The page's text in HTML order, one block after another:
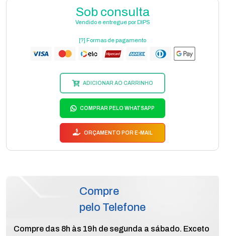
Sob consulta
Vendido e entregue por DIPS
[?] Formas de pagamento
ADICIONAR AO CARRINHO
COMPRAR PELO WHATSAPP
ORÇAMENTO POR E-MAIL
Compre
pelo Telefone
Compre das 8h às 19h de segunda a sábado. Exceto